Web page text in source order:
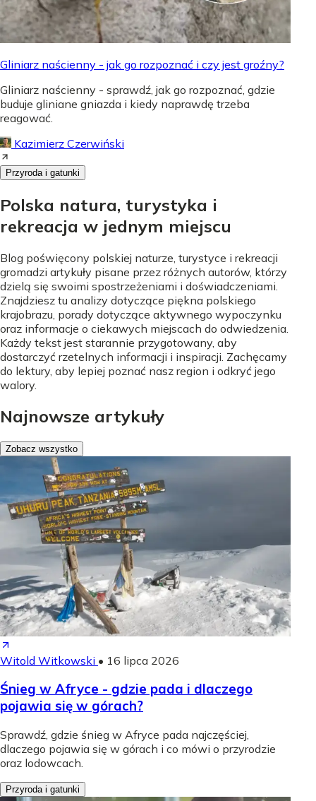
Gliniarz naścienny - jak go rozpoznać i czy jest groźny?
Gliniarz naścienny - sprawdź, jak go rozpoznać, gdzie
buduje gliniane gniazda i kiedy naprawdę trzeba
reagować.
Kazimierz Czerwiński
Przyroda i gatunki
Polska natura, turystyka i
rekreacja w jednym miejscu
Blog poświęcony polskiej naturze, turystyce i rekreacji
gromadzi artykuły pisane przez różnych autorów, którzy
dzielą się swoimi spostrzeżeniami i doświadczeniami.
Znajdziesz tu analizy dotyczące piękna polskiego
krajobrazu, porady dotyczące aktywnego wypoczynku
oraz informacje o ciekawych miejscach do odwiedzenia.
Każdy tekst jest starannie przygotowany, aby
dostarczyć rzetelnych informacji i inspiracji. Zachęcamy
do lektury, aby lepiej poznać nasz region i odkryć jego
walory.
Najnowsze artykuły
Zobacz wszystko
Witold Witkowski • 16 lipca 2026
Śnieg w Afryce - gdzie pada i dlaczego
pojawia się w górach?
Sprawdź, gdzie śnieg w Afryce pada najczęściej,
dlaczego pojawia się w górach i co mówi o przyrodzie
oraz lodowcach.
Przyroda i gatunki